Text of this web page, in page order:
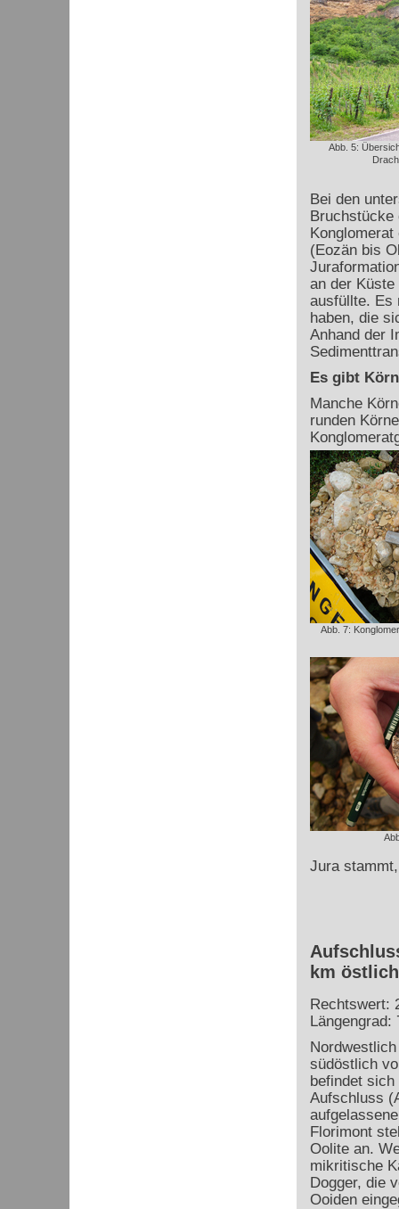
Abb. 5:
Bei den
Bruchstücke
(Eozän bis
an der Küste
ausfüllte. Es
haben, die
Anhand der
Es gibt
Manche
runden
Abb. 7:
Jura
km
Rechtswert:
Längengrad:
südöstlich
befindet
Aufschluss
Florimont
Oolite an.
mikritische
Dogger, die
Ooiden